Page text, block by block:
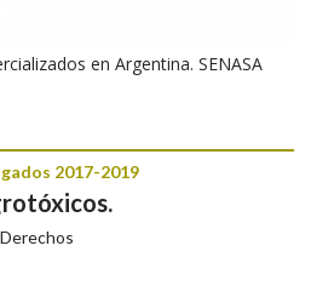
en Argentina. SENASA
2017-2019